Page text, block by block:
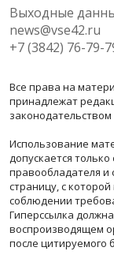
Выходные
news@vse42.ru
+7 (3842) 76-79-
Все права на
принадлежат
Использование
допускается
правообладателя и
страницу, с
соблюдении
Гиперссылка
воспроизводящем
после цитируемого